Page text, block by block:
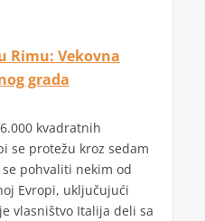
Rimu: Vekovna
grada
kvadratnih
se protežu kroz sedam
pohvaliti nekim od
Evropi, uključujući
vlasništvo Italija deli sa